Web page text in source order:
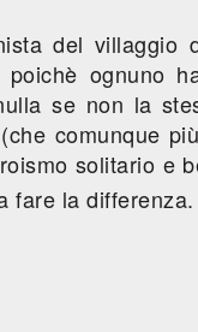
del
ognuno
se non la
comunque
solitario e
fare la differenza.